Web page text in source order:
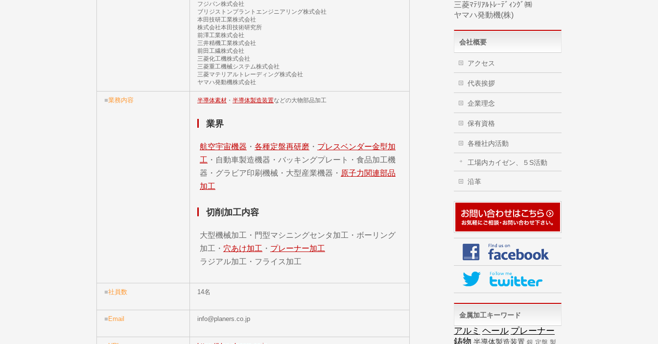
フジパン株式会社
ブリジストンプラントエンジニアリング株式会社
本田技研工業株式会社
株式会社本田技術研究所
前澤工業株式会社
三井精機工業株式会社
前田工繊株式会社
三菱化工機株式会社
三菱重工機械システム株式会社
三菱マテリアルトレーディング株式会社
ヤマハ発動機株式会社
■業務内容 半導体素材 ・ 半導体製造装置などの大物部品加工
業界
航空宇宙機器 ・ 各種定盤再研磨 ・ プレスベンダー金型加
工 ・自動車製造機器・バッキングプレート・食品加工機
器・グラビア印刷機械・大型産業機器・ 原子力関連部品
加工
切削加工内容
大型機械加工・門型マシニングセンタ加工・ボーリング
加工・ 穴あけ加工 ・ プレーナー加工
ラジアル加工・フライス加工
■社員数 14名
■ Email info@planers.co.jp
三菱ﾏﾃﾘｱﾙﾄﾚｰﾃﾞｨﾝｸﾞ㈱
ヤマハ発動機(株)
会社概要
アクセス
代表挨拶
企業理念
保有資格
各種社内活動
工場内カイゼン、５S活動
沿革
金属加工キーワード
アルミ ヘール プレーナー
鋳物 半導体製造装置 銀 定盤 製